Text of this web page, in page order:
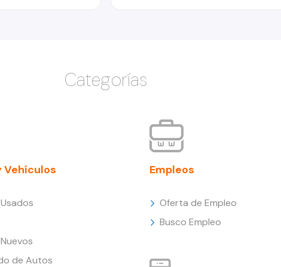
Categorías
Vehículos
de Autos
Empleos
Oferta de Empleo
Busco Empleo